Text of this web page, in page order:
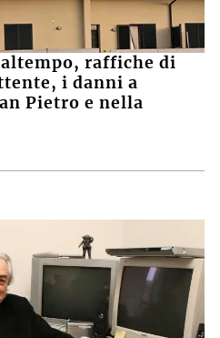
raffiche di
i danni a
Pietro e nella